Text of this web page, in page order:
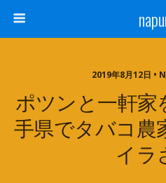
2019年8月12日 •
ポツンと一軒
手県でタバコ農
イラ